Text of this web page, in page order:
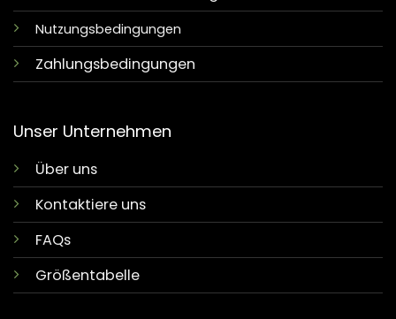
Nutzungsbedingungen
Zahlungsbedingungen
Unser Unternehmen
Über uns
Kontaktiere uns
FAQs
Größentabelle